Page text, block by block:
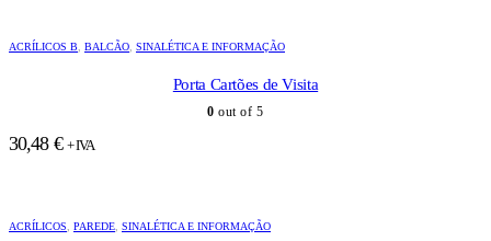
ACRÍLICOS B BALCÃO SINALÉTICA E INFORMAÇÃO
Porta Cartões de Visita
0 out of 5
30,48 € + IVA
ACRÍLICOS PAREDE SINALÉTICA E INFORMAÇÃO